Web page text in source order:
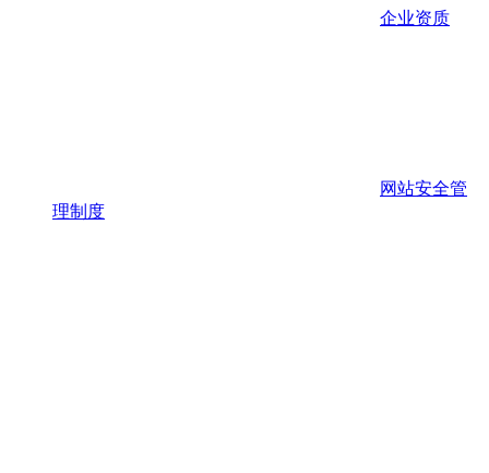
企业资质
网站安全管
理制度